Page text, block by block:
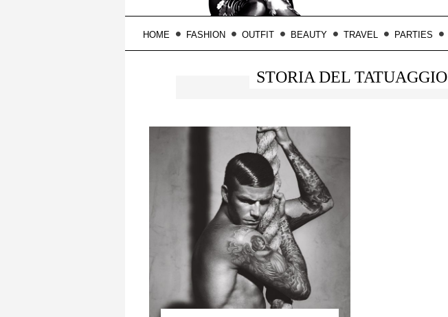
HOME FASHION OUTFIT BEAUTY TRAVEL PARTIES
STORIA DEL TATUAGGIO